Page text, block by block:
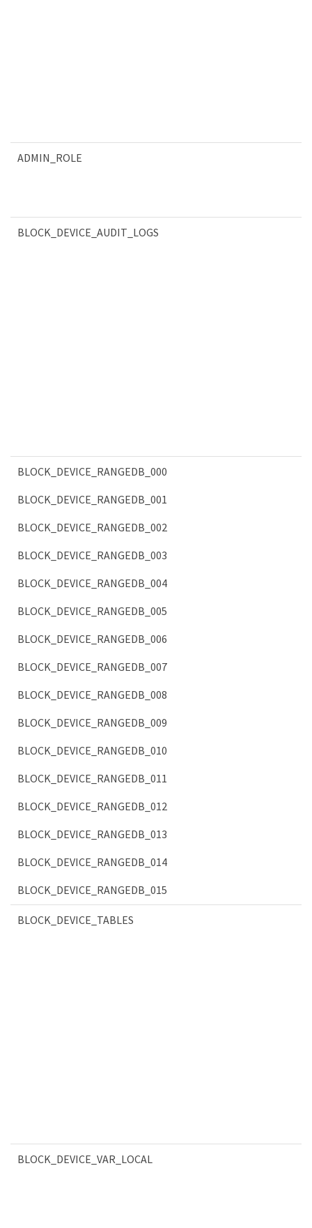
ADMIN_ROLE
BLOCK_DEVICE_AUDIT_LOGS
BLOCK_DEVICE_RANGEDB_000
BLOCK_DEVICE_RANGEDB_001
BLOCK_DEVICE_RANGEDB_002
BLOCK_DEVICE_RANGEDB_003
BLOCK_DEVICE_RANGEDB_004
BLOCK_DEVICE_RANGEDB_005
BLOCK_DEVICE_RANGEDB_006
BLOCK_DEVICE_RANGEDB_007
BLOCK_DEVICE_RANGEDB_008
BLOCK_DEVICE_RANGEDB_009
BLOCK_DEVICE_RANGEDB_010
BLOCK_DEVICE_RANGEDB_011
BLOCK_DEVICE_RANGEDB_012
BLOCK_DEVICE_RANGEDB_013
BLOCK_DEVICE_RANGEDB_014
BLOCK_DEVICE_RANGEDB_015
BLOCK_DEVICE_TABLES
BLOCK_DEVICE_VAR_LOCAL